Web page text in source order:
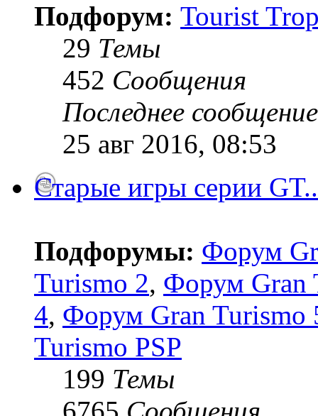
Подфорум: Tourist
29 Темы
452 Сообщения
Последнее сообщение
25 авг 2016, 08:53
Старые игры серии
Подфорумы: Форум
Turismo 2, Форум Gran
4, Форум Gran Turismo
Turismo PSP
199 Темы